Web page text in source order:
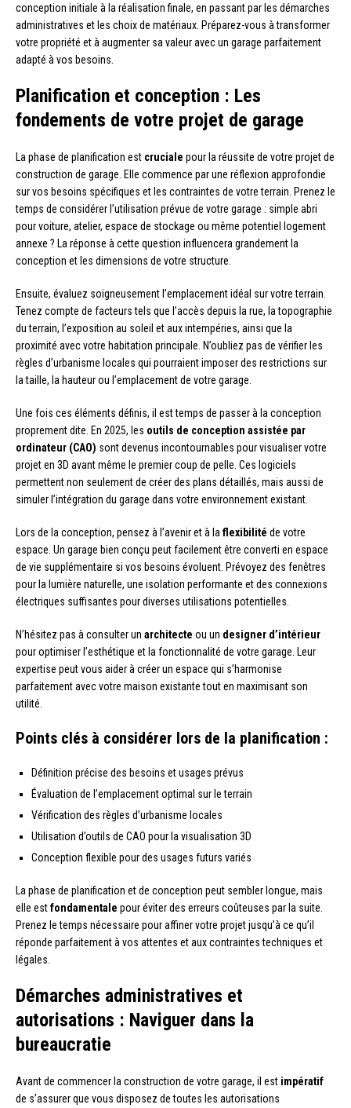
conception initiale à la réalisation finale, en passant par les démarches
administratives et les choix de matériaux. Préparez-vous à transformer
votre propriété et à augmenter sa valeur avec un garage parfaitement
adapté à vos besoins.
Planification et conception : Les
fondements de votre projet de garage
La phase de planification est cruciale pour la réussite de votre projet de
construction de garage. Elle commence par une réflexion approfondie
sur vos besoins spécifiques et les contraintes de votre terrain. Prenez le
temps de considérer l’utilisation prévue de votre garage : simple abri
pour voiture, atelier, espace de stockage ou même potentiel logement
annexe ? La réponse à cette question influencera grandement la
conception et les dimensions de votre structure.
Ensuite, évaluez soigneusement l’emplacement idéal sur votre terrain.
Tenez compte de facteurs tels que l’accès depuis la rue, la topographie
du terrain, l’exposition au soleil et aux intempéries, ainsi que la
proximité avec votre habitation principale. N’oubliez pas de vérifier les
règles d’urbanisme locales qui pourraient imposer des restrictions sur
la taille, la hauteur ou l’emplacement de votre garage.
Une fois ces éléments définis, il est temps de passer à la conception
proprement dite. En 2025, les outils de conception assistée par
ordinateur (CAO) sont devenus incontournables pour visualiser votre
projet en 3D avant même le premier coup de pelle. Ces logiciels
permettent non seulement de créer des plans détaillés, mais aussi de
simuler l’intégration du garage dans votre environnement existant.
Lors de la conception, pensez à l’avenir et à la flexibilité de votre
espace. Un garage bien conçu peut facilement être converti en espace
de vie supplémentaire si vos besoins évoluent. Prévoyez des fenêtres
pour la lumière naturelle, une isolation performante et des connexions
électriques suffisantes pour diverses utilisations potentielles.
N’hésitez pas à consulter un architecte ou un designer d’intérieur
pour optimiser l’esthétique et la fonctionnalité de votre garage. Leur
expertise peut vous aider à créer un espace qui s’harmonise
parfaitement avec votre maison existante tout en maximisant son
utilité.
Points clés à considérer lors de la planification :
Définition précise des besoins et usages prévus
Évaluation de l’emplacement optimal sur le terrain
Vérification des règles d’urbanisme locales
Utilisation d’outils de CAO pour la visualisation 3D
Conception flexible pour des usages futurs variés
La phase de planification et de conception peut sembler longue, mais
elle estfondamentale pour éviter des erreurs coûteuses par la suite.
Prenez le temps nécessaire pour affiner votre projet jusqu’à ce qu’il
réponde parfaitement à vos attentes et aux contraintes techniques et
légales.
Démarches administratives et
autorisations : Naviguer dans la
bureaucratie
Avant de commencer la construction de votre garage, il est impératif
de s’assurer que vous disposez de toutes les autorisations